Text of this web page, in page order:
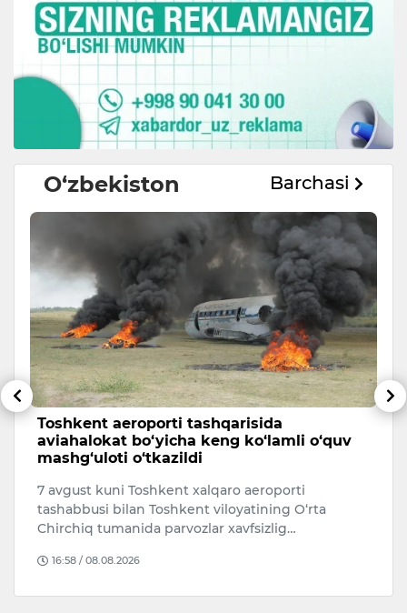
O‘zbekiston Barchasi
Toshkent aeroporti tashqarisida
aviahalokat bo‘yicha keng ko‘lamli o‘quv
mashg‘uloti o‘tkazildi
7 avgust kuni Toshkent xalqaro aeroporti
tashabbusi bilan Toshkent viloyatining O‘rta
Chirchiq tumanida parvozlar xavfsizlig…
16:58 / 08.08.2026